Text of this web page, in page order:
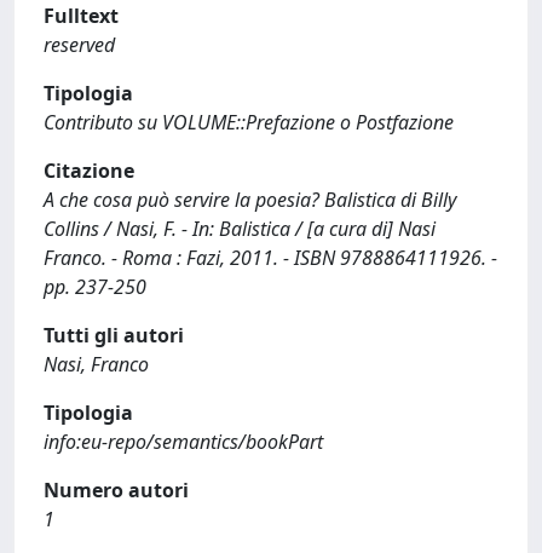
Fulltext
reserved
Tipologia
Contributo su VOLUME::Prefazione o Postfazione
Citazione
A che cosa può servire la poesia? Balistica di Billy
Collins / Nasi, F. - In: Balistica / [a cura di] Nasi
Franco. - Roma : Fazi, 2011. - ISBN 9788864111926. -
pp. 237-250
Tutti gli autori
Nasi, Franco
Tipologia
info:eu-repo/semantics/bookPart
Numero autori
1